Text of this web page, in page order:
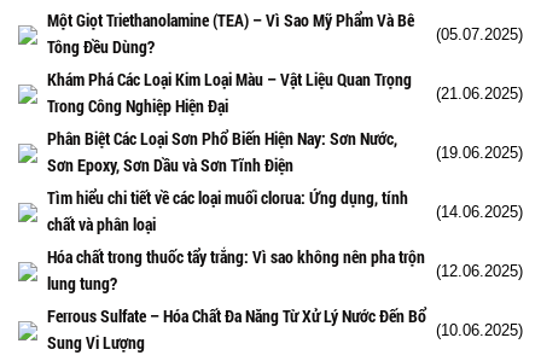
Một Giọt Triethanolamine (TEA) – Vì Sao Mỹ Phẩm Và Bê
Tông Đều Dùng?
(05.07.2025)
Khám Phá Các Loại Kim Loại Màu – Vật Liệu Quan Trọng
Trong Công Nghiệp Hiện Đại
(21.06.2025)
Phân Biệt Các Loại Sơn Phổ Biến Hiện Nay: Sơn Nước,
Sơn Epoxy, Sơn Dầu và Sơn Tĩnh Điện
(19.06.2025)
Tìm hiểu chi tiết về các loại muối clorua: Ứng dụng, tính
chất và phân loại
(14.06.2025)
Hóa chất trong thuốc tẩy trắng: Vì sao không nên pha trộn
lung tung?
(12.06.2025)
Ferrous Sulfate – Hóa Chất Đa Năng Từ Xử Lý Nước Đến Bổ
Sung Vi Lượng
(10.06.2025)